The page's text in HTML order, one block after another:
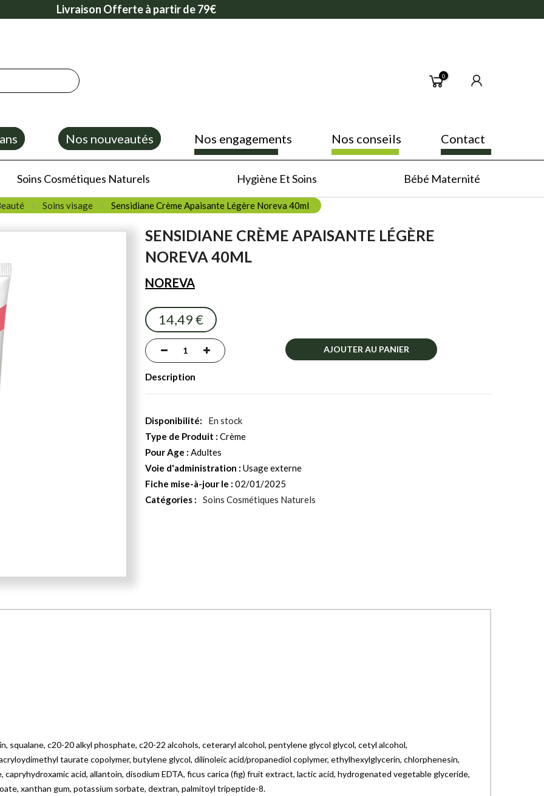
Livraison Offerte à partir de 79€
0
Nos nouveautés Nos engagements Nos conseils Contact
Soins Cosmétiques Naturels Hygiène Et Soins Bébé Maternité
Soins visage Sensidiane Crème Apaisante Légère Noreva 40ml
SENSIDIANE CRÈME APAISANTE LÉGÈRE
NOREVA 40ML
NOREVA
14,49 €
AJOUTER AU PANIER
Description
En stock
Type de Produit : Crème
Pour Age : Adultes
Voie d'administration : Usage externe
Fiche mise-à-jour le : 02/01/2025
Catégories :
Soins Cosmétiques Naturels
squalane, c20-20 alkyl phosphate, c20-22 alcohols, ceteraryl alcohol, pentylene glycol glycol, cetyl alcohol,
taurate copolymer, butylene glycol, dilinoleic acid/propanediol coplymer, ethylhexylglycerin, chlorphenesin,
acid, allantoin, disodium EDTA, ficus carica (fig) fruit extract, lactic acid, hydrogenated vegetable glyceride,
xanthan gum, potassium sorbate, dextran, palmitoyl tripeptide-8.